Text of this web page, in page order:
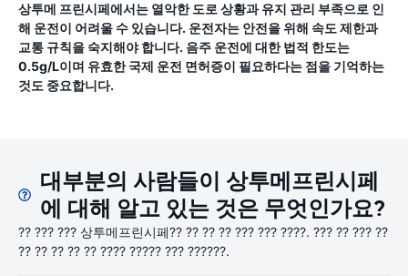
상투메 프린시페에서는 열악한 도로 상황과 유지 관리 부족으로 인
해 운전이 어려울 수 있습니다. 운전자는 안전을 위해 속도 제한과
교통 규칙을 숙지해야 합니다. 음주 운전에 대한 법적 한도는
0.5g/L이며 유효한 국제 운전 면허증이 필요하다는 점을 기억하는
것도 중요합니다.
대부분의 사람들이 상투메프린시페
에 대해 알고 있는 것은 무엇인가요?
?? ??? ??? 상투메프린시페?? ?? ?? ?? ??? ??? ????. ??? ?? ??? ??
?? ?? ?? ?? ?? ???? ????? ??? ??????.